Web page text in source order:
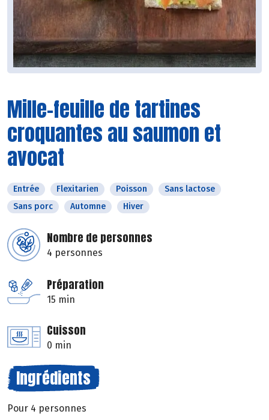
Mille-feuille de tartines
croquantes au saumon et
avocat
Entrée Flexitarien Poisson
Sans lactose
Sans porc
Automne Hiver
Nombre de personnes
4 personnes
Préparation
15 min
Cuisson
0 min
Ingrédients
Pour 4 personnes